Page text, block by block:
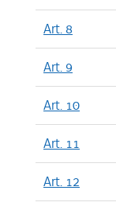
Art. 8
Art. 9
Art. 10
Art. 11
Art. 12